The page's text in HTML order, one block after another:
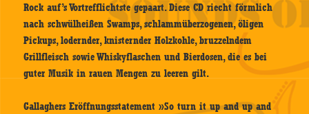
Rock auf’s Vortrefflichtste gepaart. Diese CD riecht förmlich
nach schwülheißen Swamps, schlammüberzogenen, öligen
Pickups, lodernder, knisternder Holzkohle, bruzzelndem
Grillfleisch sowie Whiskyflaschen und Bierdosen, die es bei
guter Musik in rauen Mengen zu leeren gilt.
Gallaghers Eröffnungsstatement »So turn it up and up and